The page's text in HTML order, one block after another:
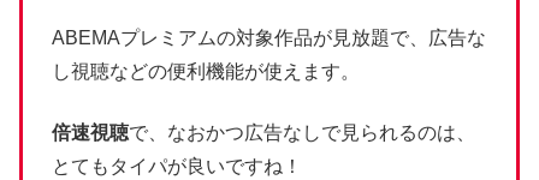
ABEMAプレミアムの対象作品が見放題で、広告な
し視聴などの便利機能が使えます。
倍速視聴で、なおかつ広告なしで見られるのは、
とてもタイパが良いですね！